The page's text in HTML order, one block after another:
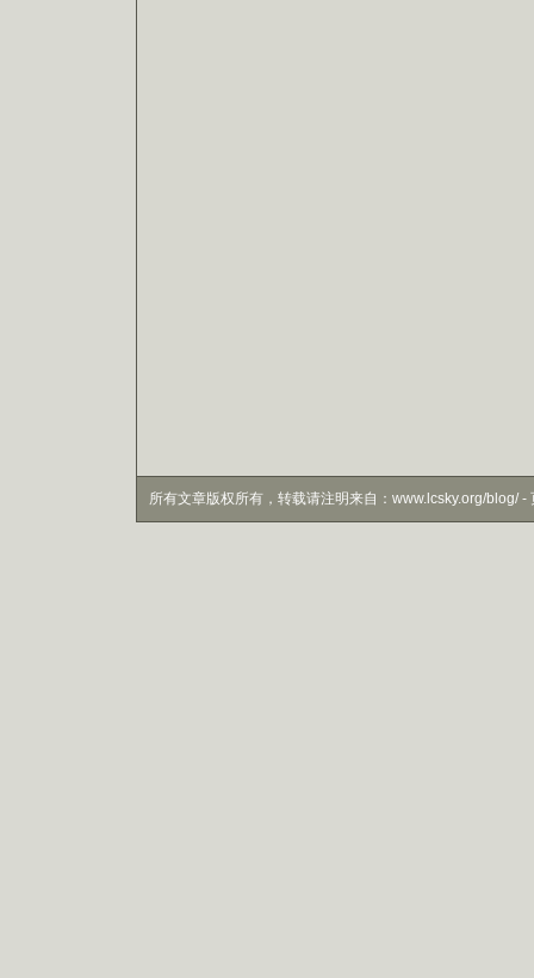
所有文章版权所有，转载请注明来自：www.lcsky.org/blog/